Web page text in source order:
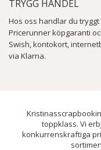
TRYGG HANDEL
Hos oss handlar du
Pricerunner köpgaranti
Swish, kontokort,
via Klarna.
toppklass. Vi
konkurrenskraftiga